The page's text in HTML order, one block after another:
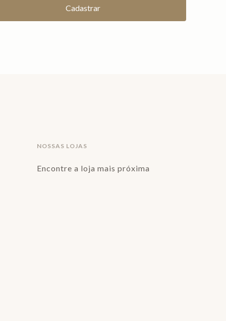
NOSSAS LOJAS
Encontre a loja mais próxima